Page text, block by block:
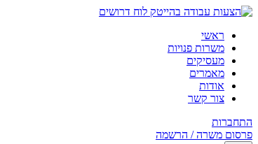
לוח דרושים
ראשי
משרות פנויות
מעסיקים
מאמרים
אודות
צור קשר
התחברות
פרסום משרה / הרשמה